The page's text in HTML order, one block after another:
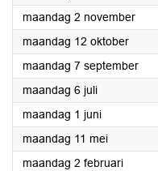
maandag 2 november2026
maandag 12 oktober2026
maandag 7 september2026
maandag 6 juli2026
maandag 1 juni2026
maandag 11 mei2026
maandag 2 februari2026